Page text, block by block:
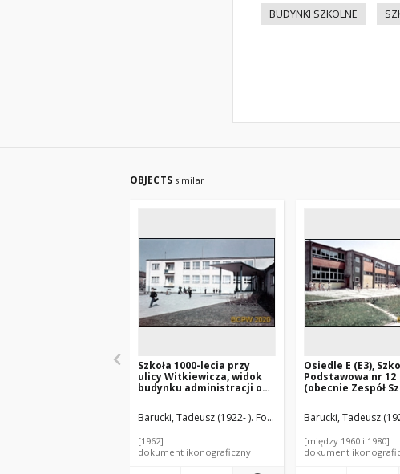
BUDYNKI SZKOLNE
OBJECTS similar
Szkoła 1000-lecia przy
ulicy Witkiewicza, widok
budynku administracji od
Szczecin
Barucki, Tadeusz (1922- ). Fotograf
[1962]
dokument ikonograficzny
Osiedle E (E3),
Podstawowa nr 12
(obecnie Zespół
budynek
Tychy-Nowe Tychy
Barucki, Tadeusz
[między 1960 i 1980]
dokument